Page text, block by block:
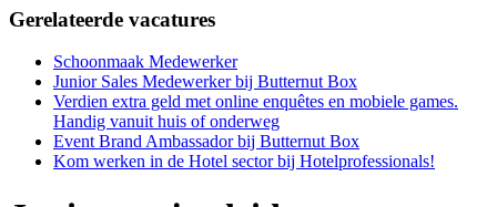
Gerelateerde vacatures
Schoonmaak Medewerker
Junior Sales Medewerker bij Butternut Box
Verdien extra geld met online enquêtes en mobiele games.
Handig vanuit huis of onderweg
Event Brand Ambassador bij Butternut Box
Kom werken in de Hotel sector bij Hotelprofessionals!